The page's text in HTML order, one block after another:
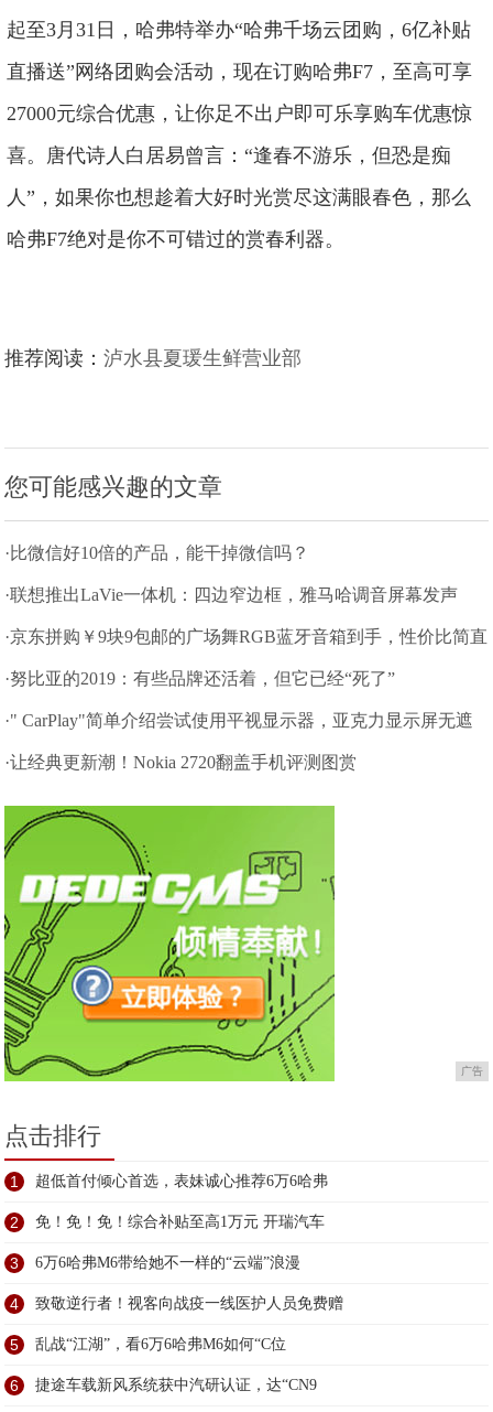
起至3月31日，哈弗特举办“哈弗千场云团购，6亿补贴
直播送”网络团购会活动，现在订购哈弗F7，至高可享
27000元综合优惠，让你足不出户即可乐享购车优惠惊
喜。唐代诗人白居易曾言：“逢春不游乐，但恐是痴
人”，如果你也想趁着大好时光赏尽这满眼春色，那么
哈弗F7绝对是你不可错过的赏春利器。
推荐阅读：泸水县夏瑗生鲜营业部
您可能感兴趣的文章
·比微信好10倍的产品，能干掉微信吗？
·联想推出LaVie一体机：四边窄边框，雅马哈调音屏幕发声
·京东拼购￥9块9包邮的广场舞RGB蓝牙音箱到手，性价比简直
无情
·努比亚的2019：有些品牌还活着，但它已经“死了”
·" CarPlay"简单介绍尝试使用平视显示器，亚克力显示屏无遮
挡屏幕
·让经典更新潮！Nokia 2720翻盖手机评测图赏
广告
点击排行
1 超低首付倾心首选，表妹诚心推荐6万6哈弗
2 免！免！免！综合补贴至高1万元 开瑞汽车
3 6万6哈弗M6带给她不一样的“云端”浪漫
4 致敬逆行者！视客向战疫一线医护人员免费赠
5 乱战“江湖”，看6万6哈弗M6如何“C位
6 捷途车载新风系统获中汽研认证，达“CN9